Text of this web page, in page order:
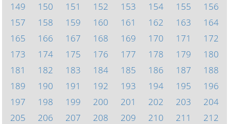
149
150 151 152 153 154 155
156
157
158 159 160 161 162 163
164
165
166 167 168 169 170 171
172
173
174 175 176 177 178 179
180
181
182 183 184 185 186 187
188
189
190 191 192 193 194 195
196
197
198 199 200 201 202 203
204
205
206 207 208 209 210 211
212